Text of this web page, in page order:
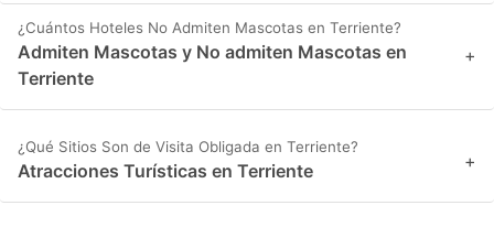
¿Cuántos Hoteles No Admiten Mascotas en Terriente?
Admiten Mascotas y No admiten Mascotas en
Terriente
+
¿Qué Sitios Son de Visita Obligada en Terriente?
Atracciones Turísticas en Terriente +